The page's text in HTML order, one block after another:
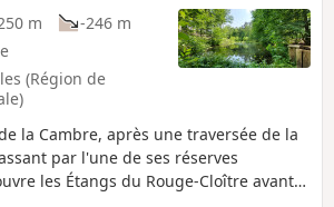
m
-246 m
(Région de
la Cambre, après une traversée de la
par l'une de ses réserves
les Étangs du Rouge-Cloître avant